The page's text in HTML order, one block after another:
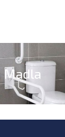
Madla